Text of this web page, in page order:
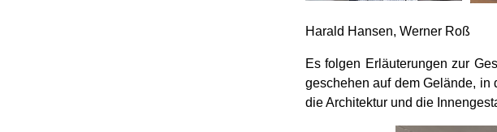
Harald Hansen, Werner Roß
Es folgen Erläuterungen zur
geschehen auf dem Gelände, in
die Architektur und die